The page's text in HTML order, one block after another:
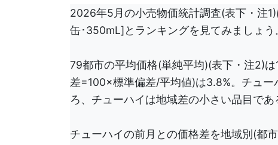
2026年5月の小売物価統計調査(表下・注
缶･350mL]とランキングを見てみましょう
79都市の平均価格(単純平均)(表下・注2)
差=100×標準偏差/平均値)は3.8%。チュ
ろ、チューハイは地域差の小さい品目で
チューハイの前月との価格差を地域別(都